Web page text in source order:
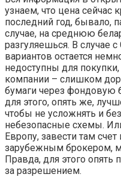
узнаем, что цена сейчас
последний год, бывало,
случае, на среднюю
разгуляешься. В случае
вариантов остается
недоступны для
компании – слишком
бумаги через фондовую
для этого, опять же,
чтобы не усложнять и
небезопасные схемы.
Европу, завести там
зарубежным брокером,
Правда, для этого опять
за разрешением.